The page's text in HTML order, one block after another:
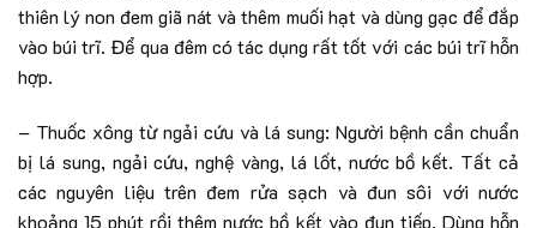
thiên lý non đem giã nát và thêm muối hạt và dùng gạc để đắp
vào búi trĩ. Để qua đêm có tác dụng rất tốt với các búi trĩ hỗn
hợp.
– Thuốc xông từ ngải cứu và lá sung: Người bệnh cần chuẩn
bị lá sung, ngải cứu, nghệ vàng, lá lốt, nước bồ kết. Tất cả
các nguyên liệu trên đem rửa sạch và đun sôi với nước
khoảng 15 phút rồi thêm nước bồ kết vào đun tiếp. Dùng hỗn